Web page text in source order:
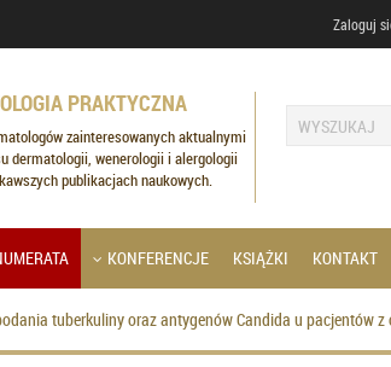
Zaloguj
PRAKTYCZNA
zainteresowanych aktualnymi
dermatologii, wenerologii i alergologii
publikacjach naukowych.
KONFERENCJE KSIĄŻKI KONTAKT
tuberkuliny oraz antygenów Candida u pacjentów z